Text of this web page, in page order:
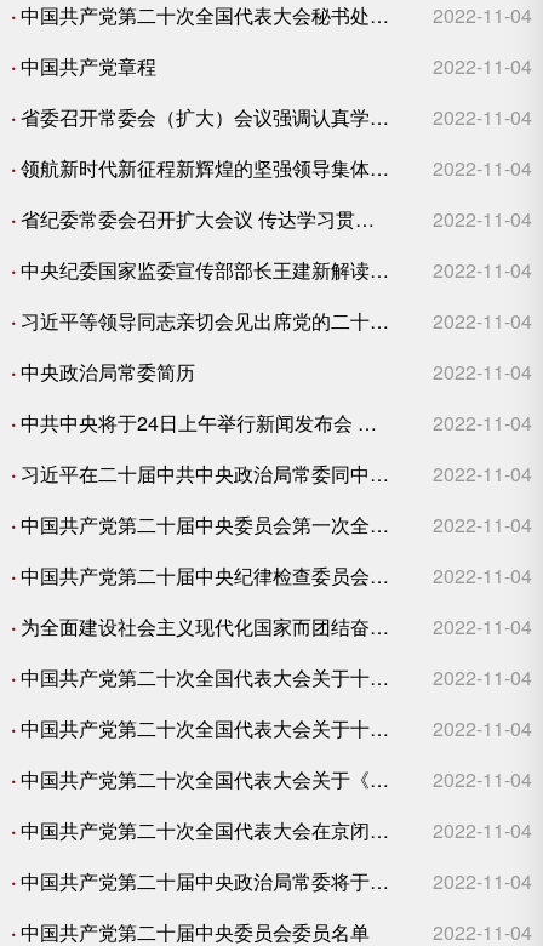
2022-11-04
·中国共产党第二十次全国代表大会秘书处负责人就党的二十大通过的《中国共产党章程(修正案)》答新华社记者问
2022-11-04
·中国共产党章程
2022-11-04
·省委召开常委会（扩大）会议强调认真学习深入宣传全面贯彻党的二十大精神紧跟习近平总书记奋进中国式现代化
2022-11-04
·领航新时代新征程新辉煌的坚强领导集体——党的新一届中央领导机构产生纪实
2022-11-04
·省纪委常委会召开扩大会议 传达学习贯彻党的二十大精神
2022-11-04
·中央纪委国家监委宣传部部长王建新解读二十大报告
2022-11-04
·习近平等领导同志亲切会见出席党的二十大代表、特邀代表和列席人员
2022-11-04
·中央政治局常委简历
2022-11-04
·中共中央将于24日上午举行新闻发布会 介绍解读党的二十大报告
2022-11-04
·习近平在二十届中共中央政治局常委同中外记者见面时强调始终坚持一切为了人民一切依靠人民以中国式现代化全面推进中华民族伟大复兴
2022-11-04
·中国共产党第二十届中央委员会第一次全体会议公报
2022-11-04
·中国共产党第二十届中央纪律检查委员会第一次全体会议公报
2022-11-04
·为全面建设社会主义现代化国家而团结奋斗—写在中国共产党第二十次全国代表大会胜利闭幕之际
2022-11-04
·中国共产党第二十次全国代表大会关于十九届中央委员会报告的决议
2022-11-04
·中国共产党第二十次全国代表大会关于十九届中央纪律检查委员会工作报告的决议
2022-11-04
·中国共产党第二十次全国代表大会关于《中国共产党章程（修正案）》的决议
2022-11-04
·中国共产党第二十次全国代表大会在京闭幕习近平主持大会并发表重要讲话
2022-11-04
·中国共产党第二十届中央政治局常委将于23日同中外记者见面
2022-11-04
·中国共产党第二十届中央委员会委员名单